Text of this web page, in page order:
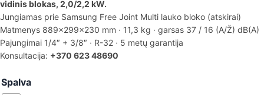
vidinis blokas, 2,0/2,2 kW.
Jungiamas prie Samsung Free Joint Multi lauko bloko (atskirai)
Matmenys 889×299×230 mm · 11,3 kg · garsas 37 / 16 (A/Ž) dB(A)
Pajungimai 1/4″ + 3/8″ · R-32 · 5 metų garantija
Konsultacija: +370 623 48690
Spalva